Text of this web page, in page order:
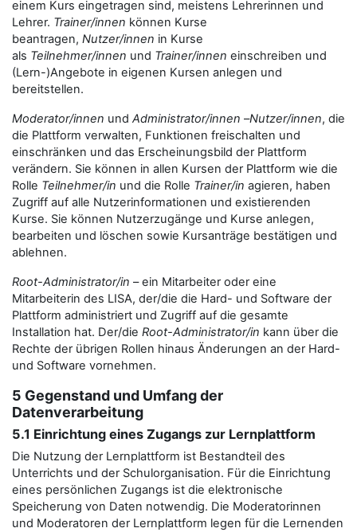
einem Kurs eingetragen sind, meistens Lehrerinnen und
Lehrer. Trainer/innen können Kurse
beantragen, Nutzer/innen in Kurse
als Teilnehmer/innen und Trainer/innen einschreiben und
(Lern-)Angebote in eigenen Kursen anlegen und
bereitstellen.
Moderator/innen und Administrator/innen –Nutzer/innen, die
die Plattform verwalten, Funktionen freischalten und
einschränken und das Erscheinungsbild der Plattform
verändern. Sie können in allen Kursen der Plattform wie die
Rolle Teilnehmer/in und die Rolle Trainer/in agieren, haben
Zugriff auf alle Nutzerinformationen und existierenden
Kurse. Sie können Nutzerzugänge und Kurse anlegen,
bearbeiten und löschen sowie Kursanträge bestätigen und
ablehnen.
Root-Administrator/in – ein Mitarbeiter oder eine
Mitarbeiterin des LISA, der/die die Hard- und Software der
Plattform administriert und Zugriff auf die gesamte
Installation hat. Der/die Root-Administrator/in kann über die
Rechte der übrigen Rollen hinaus Änderungen an der Hard-
und Software vornehmen.
5 Gegenstand und Umfang der
Datenverarbeitung
5.1 Einrichtung eines Zugangs zur Lernplattform
Die Nutzung der Lernplattform ist Bestandteil des
Unterrichts und der Schulorganisation. Für die Einrichtung
eines persönlichen Zugangs ist die elektronische
Speicherung von Daten notwendig. Die Moderatorinnen
und Moderatoren der Lernplattform legen für die Lernenden